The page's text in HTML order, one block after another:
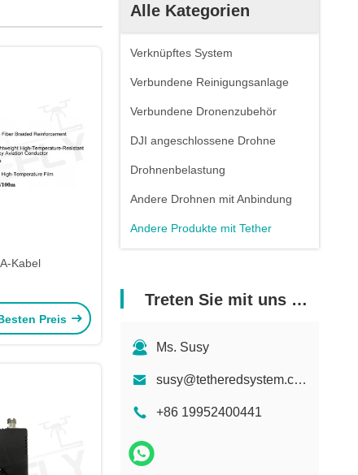
Alle Kategorien
Verknüpftes System
Verbundene Reinigungsanlage
Verbundene Dronenzubehör
DJI angeschlossene Drohne
Drohnenbelastung
Andere Drohnen mit Anbindung
Andere Produkte mit Tether
Treten Sie mit uns in Verbindung
Ms. Susy
susy@tetheredsystem.com
+86 19952400441
Kabel
Preis